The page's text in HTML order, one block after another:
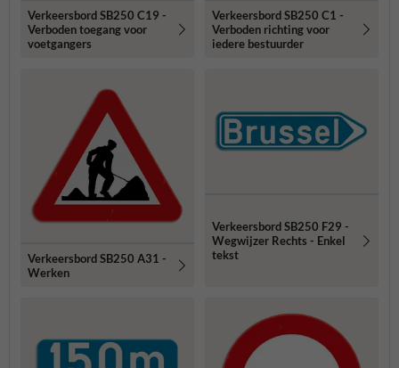
Verkeersbord SB250 C19 -
Verboden toegang voor
voetgangers
Verkeersbord SB250 C1 -
Verboden richting voor
iedere bestuurder
Verkeersbord SB250 A31 -
Werken
Verkeersbord SB250 F29 -
Wegwijzer Rechts - Enkel
tekst